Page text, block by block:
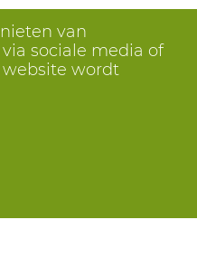
van
sociale media of
website wordt